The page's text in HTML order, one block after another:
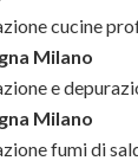
cucine
Milano
e
Milano
fumi di